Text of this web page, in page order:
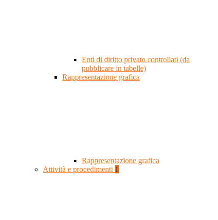
Enti di diritto privato controllati (da
pubblicare in tabelle)
Rappresentazione grafica
Rappresentazione grafica
Attività e procedimenti 1